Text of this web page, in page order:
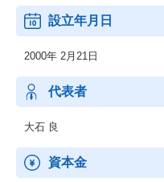
・Deep Security：AWSのセ
サーバーセキュリティ対策ソ
いるログデータや既存DBな
Redshiftに統合
設立年月日
2000年 2月21日
代表者
大石 良
資本金